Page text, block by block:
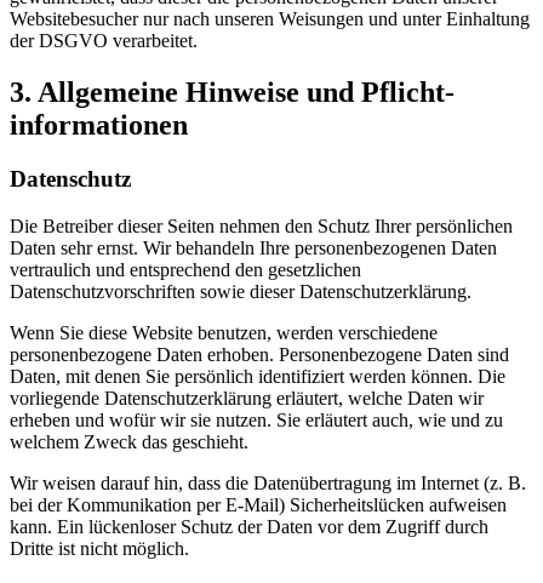
Websitebesucher nur nach unseren Weisungen und unter Einhaltung
der DSGVO verarbeitet.
3. Allgemeine Hinweise und Pflicht­
informationen
Datenschutz
Die Betreiber dieser Seiten nehmen den Schutz Ihrer persönlichen
Daten sehr ernst. Wir behandeln Ihre personenbezogenen Daten
vertraulich und entsprechend den gesetzlichen
Datenschutzvorschriften sowie dieser Datenschutzerklärung.
Wenn Sie diese Website benutzen, werden verschiedene
personenbezogene Daten erhoben. Personenbezogene Daten sind
Daten, mit denen Sie persönlich identifiziert werden können. Die
vorliegende Datenschutzerklärung erläutert, welche Daten wir
erheben und wofür wir sie nutzen. Sie erläutert auch, wie und zu
welchem Zweck das geschieht.
Wir weisen darauf hin, dass die Datenübertragung im Internet (z. B.
bei der Kommunikation per E-Mail) Sicherheitslücken aufweisen
kann. Ein lückenloser Schutz der Daten vor dem Zugriff durch
Dritte ist nicht möglich.